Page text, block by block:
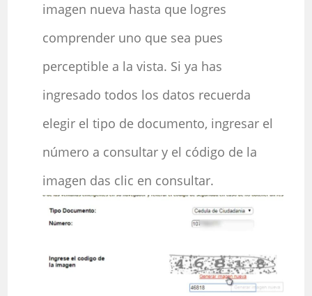
imagen nueva hasta que logres
comprender uno que sea pues
perceptible a la vista. Si ya has
ingresado todos los datos recuerda
elegir el tipo de documento, ingresar el
número a consultar y el código de la
imagen das clic en consultar.